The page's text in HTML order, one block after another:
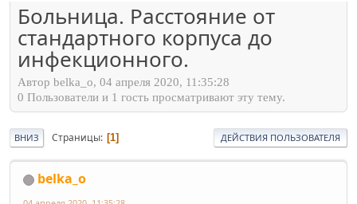
Больница. Расстояние от
стандартного корпуса до
инфекционного.
Автор belka_o, 04 апреля 2020, 11:35:28
0 Пользователи и 1 гость просматривают эту тему.
ВНИЗ Страницы 1 ДЕЙСТВИЯ ПОЛЬЗОВАТЕЛЯ
belka_o